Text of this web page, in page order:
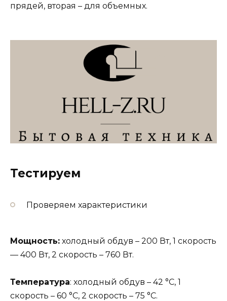
прядей, вторая – для объемных.
Тестируем
Проверяем характеристики
Мощность: холодный обдув – 200 Вт, 1 скорость
— 400 Вт, 2 скорость – 760 Вт.
Температура: холодный обдув – 42 °С, 1
скорость – 60 °С, 2 скорость – 75 °С.